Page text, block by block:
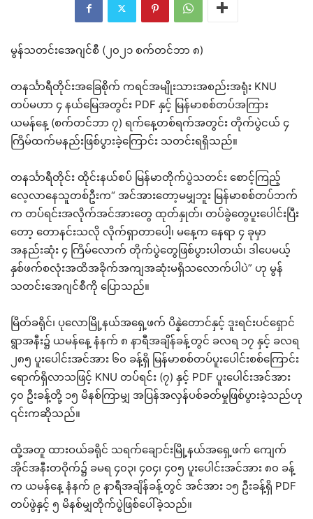
မွန်သတင်းအေဂျင်စီ (၂၀၂၁ စက်တင်ဘာ ၈)
တနင်္သာရီတိုင်းအခြေစိုက် ကရင်အမျိုးသားအစည်းအရုံး KNU
တပ်မဟာ ၄ နယ်မြေအတွင်း PDF နှင့် မြန်မာစစ်တပ်အကြား
ယမန်နေ့ (စက်တင်ဘာ ၇) ရက်နေ့တစ်ရက်အတွင်း တိုက်ပွဲငယ် ၄
ကြိမ်ထက်မနည်းဖြစ်ပွားခဲ့ကြောင်း သတင်းရရှိသည်။
တနင်္သာရီတိုင်း ထိုင်းနယ်စပ် မြန်မာတိုက်ပွဲသတင်း စောင့်ကြည့်
လေ့လာနေသူတစ်ဦးက“ အင်အားတော့မမျှဘူး မြန်မာစစ်တပ်ဘက်
က တပ်ရင်းအလိုက်အင်အားတွေ ထုတ်နှုတ်၊ တပ်ခွဲတွေပူးပေါင်းပြီး
တော့ တောနင်းသလို လိုက်ရှာတာပေါ့၊ မနေ့က နေရာ ၄ ခုမှာ
အနည်းဆုံး ၄ ကြိမ်လောက် တိုက်ပွဲတွေဖြစ်ပွားပါတယ်၊ ဒါပေမယ့်
နှစ်ဖက်စလုံးအထိအခိုက်အကျအဆုံးမရှိသလောက်ပါပဲ” ဟု မွန်
သတင်းအေဂျင်စီကို ပြောသည်။
မြိတ်ခရိုင်၊ ပုလောမြို့နယ်အရှေ့ဖက် ပိန္နဲတောင်နှင့် ဒူးရင်းပင်ရှောင်
ရွာအနီး၌ ယမန်နေ့ နံနက် ၈ နာရီအချိန်ခန့်တွင် ခလရ ၁၇ နှင့် ခလရ
၂၈၅ ပူးပေါင်းအင်အား ၆၀ ခန့်ရှိ မြန်မာစစ်တပ်ပူးပေါင်းစစ်ကြောင်း
ရောက်ရှိလာသဖြင့် KNU တပ်ရင်း (၇) နှင့် PDF ပူးပေါင်းအင်အား
၄၀ ဦးခန့်တို့ ၁၅ မိနစ်ကြာမျှ အပြန်အလှန်ပစ်ခတ်မှုဖြစ်ပွားခဲ့သည်ဟု
၎င်းကဆိုသည်။
ထို့အတူ ထားဝယ်ခရိုင် သရက်ချောင်းမြို့နယ်အရှေ့ဖက် ကျေက်
အိုင်အနီးတဝိုက်၌ ခမရ ၄၀၃၊ ၄၀၄၊ ၄၀၅ ပူးပေါင်းအင်အား ၈၀ ခန့်
က ယမန်နေ့ နံနက် ၉ နာရီအချိန်ခန့်တွင် အင်အား ၁၅ ဦးခန့်ရှိ PDF
တပ်ဖွဲနှင့် ၅ မိနစ်မျှတိုက်ပွဲဖြစ်ပေါ်ခဲ့သည်။